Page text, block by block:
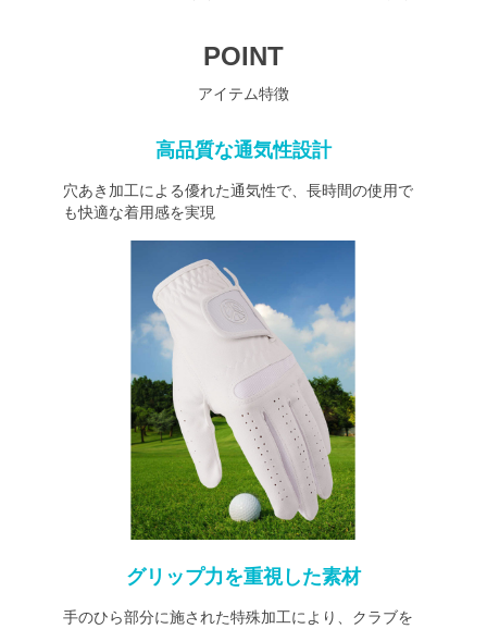
POINT
アイテム特徴
高品質な通気性設計
穴あき加工による優れた通気性で、長時間の使用で
も快適な着用感を実現
グリップ力を重視した素材
手のひら部分に施された特殊加工により、クラブを